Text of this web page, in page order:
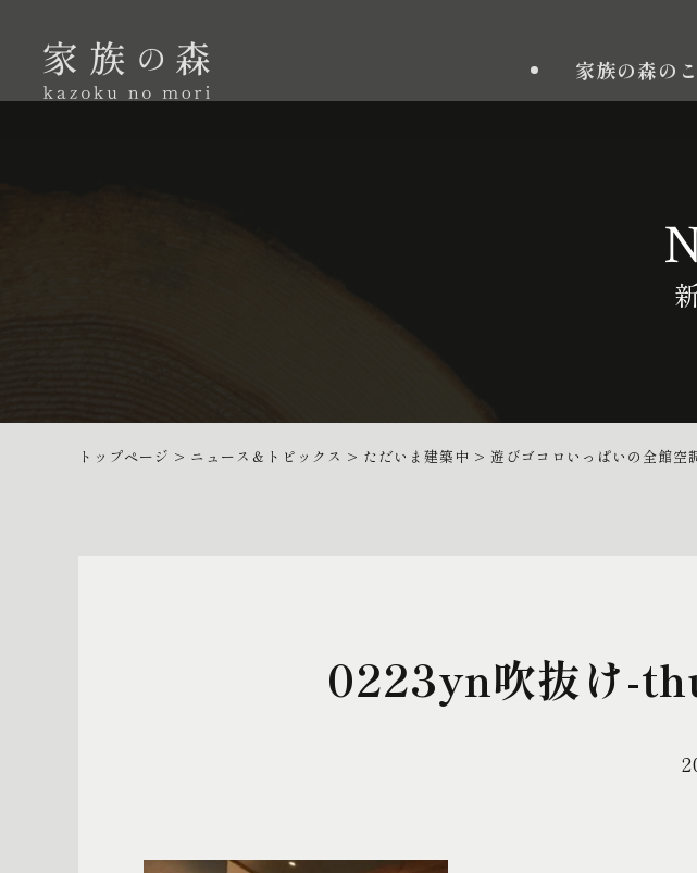
家族の森の
トップページ > ニュース＆トピックス > ただいま建築中 > 遊びゴコロいっぱいの全館空
0223yn吹抜け-